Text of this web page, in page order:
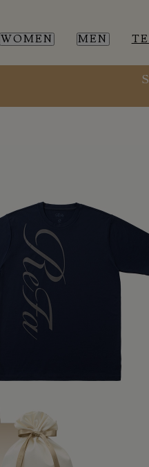
WOMEN MEN
SLEEP WEAR
SLEEP WEAR